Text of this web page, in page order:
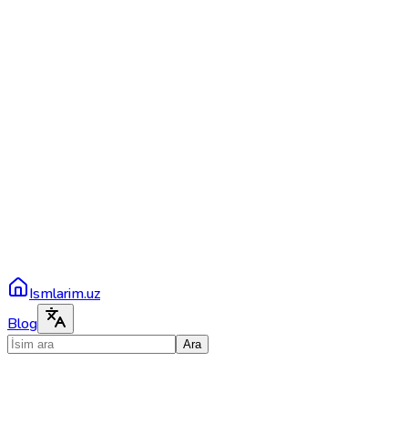
Ismlarim.uz
Blog
Ara